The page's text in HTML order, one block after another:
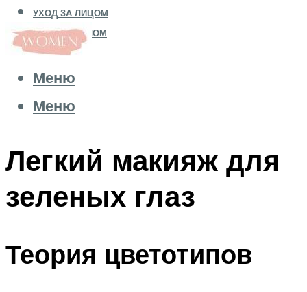
УХОД ЗА ЛИЦОМ
УХОД ЗА ТЕЛОМ
Меню
Меню
Легкий макияж для
зеленых глаз
Теория цветотипов